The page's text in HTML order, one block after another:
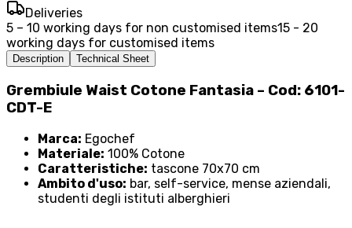
Deliveries
5 – 10 working days for non customised items15 - 20
working days for customised items
Description Technical Sheet
Grembiule Waist Cotone Fantasia – Cod: 6101-
CDT-E
Marca: Egochef
Materiale: 100% Cotone
Caratteristiche: tascone 70x70 cm
Ambito d'uso: bar, self-service, mense aziendali,
studenti degli istituti alberghieri